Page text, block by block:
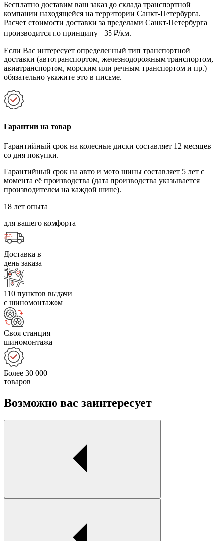
Бесплатно доставим ваш заказ до склада транспортной
компании находящейся на территории Санкт-Петербурга.
Расчет стоимости доставки за пределами Санкт-Петербурга
производится по принципу +35 ₽/км.
Если Вас интересует определенный тип транспортной
доставки (автотранспортом, железнодорожным транспортом,
авиатранспортом, морским или речным транспортом и пр.)
обязательно укажите это в письме.
Гарантии на товар
Гарантийный срок на колесные диски составляет 12 месяцев
со дня покупки.
Гарантийный срок на авто и мото шины составляет 5 лет с
момента её производства (дата производства указывается
производителем на каждой шине).
18 лет опыта
для вашего комфорта
Доставка в
день заказа
110 пунктов выдачи
с шиномонтажом
Своя станция
шиномонтажа
Более 30 000
товаров
Возможно вас заинтересует